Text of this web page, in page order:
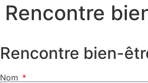
Rencontre
Rencontre bien-
Nom